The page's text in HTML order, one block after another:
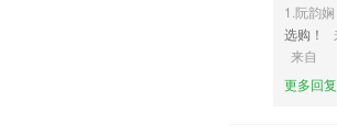
6,每天都会有
亚搏ty体育
1.为考生提供
1.阮韵
选购！
来自
更多回复